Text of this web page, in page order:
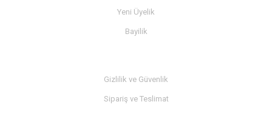
Yeni Üyelik
Bayilik
Gizlilik ve Güvenlik
Sipariş ve Teslimat